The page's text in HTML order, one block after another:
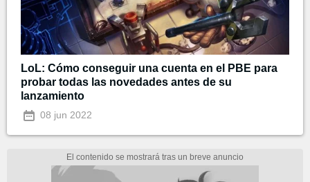
LoL: Cómo conseguir una cuenta en el PBE para
probar todas las novedades antes de su
lanzamiento
08 jun 2022